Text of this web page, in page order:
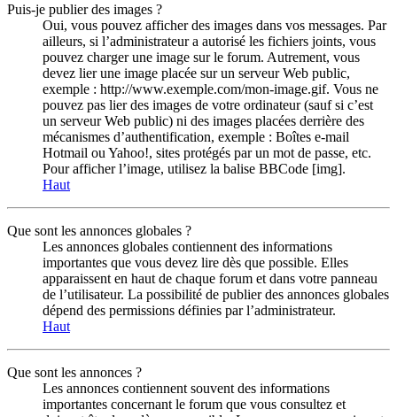
Puis-je publier des images ?
Oui, vous pouvez afficher des images dans vos messages. Par
ailleurs, si l’administrateur a autorisé les fichiers joints, vous
pouvez charger une image sur le forum. Autrement, vous
devez lier une image placée sur un serveur Web public,
exemple : http://www.exemple.com/mon-image.gif. Vous ne
pouvez pas lier des images de votre ordinateur (sauf si c’est
un serveur Web public) ni des images placées derrière des
mécanismes d’authentification, exemple : Boîtes e-mail
Hotmail ou Yahoo!, sites protégés par un mot de passe, etc.
Pour afficher l’image, utilisez la balise BBCode [img].
Haut
Que sont les annonces globales ?
Les annonces globales contiennent des informations
importantes que vous devez lire dès que possible. Elles
apparaissent en haut de chaque forum et dans votre panneau
de l’utilisateur. La possibilité de publier des annonces globales
dépend des permissions définies par l’administrateur.
Haut
Que sont les annonces ?
Les annonces contiennent souvent des informations
importantes concernant le forum que vous consultez et